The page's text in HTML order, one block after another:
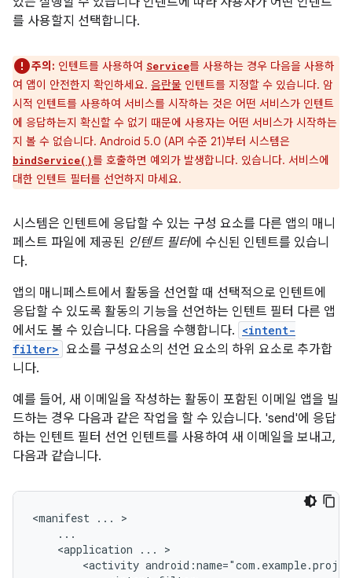
를 사용할지 선택합니다.
주의: 인텐트를 사용하여 Service를 사용하는 경우 다음을 사용하
여 앱이 안전한지 확인하세요. 음란물 인텐트를 지정할 수 있습니다. 암
시적 인텐트를 사용하여 서비스를 시작하는 것은 어떤 서비스가 인텐트
에 응답하는지 확신할 수 없기 때문에 사용자는 어떤 서비스가 시작하는
지 볼 수 없습니다. Android 5.0 (API 수준 21)부터 시스템은
bindService()를 호출하면 예외가 발생합니다. 있습니다. 서비스에
대한 인텐트 필터를 선언하지 마세요.
시스템은 인텐트에 응답할 수 있는 구성 요소를 다른 앱의 매니
페스트 파일에 제공된 인텐트 필터에 수신된 인텐트를 있습니
다.
앱의 매니페스트에서 활동을 선언할 때 선택적으로 인텐트에
응답할 수 있도록 활동의 기능을 선언하는 인텐트 필터 다른 앱
에서도 볼 수 있습니다. 다음을 수행합니다. <intent-
filter> 요소를 구성요소의 선언 요소의 하위 요소로 추가합
니다.
예를 들어, 새 이메일을 작성하는 활동이 포함된 이메일 앱을 빌
드하는 경우 다음과 같은 작업을 할 수 있습니다. 'send'에 응답
하는 인텐트 필터 선언 인텐트를 사용하여 새 이메일을 보내고,
다음과 같습니다.
<manifest ...
<application
...
<activity